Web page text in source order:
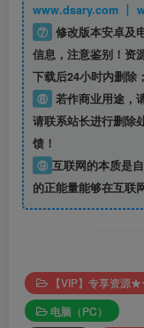
⑦ 修改版本安卓及
信息，注意鉴别！资
下载后24小时内删除；
⑧ 若作商业用途，
请联系站长进行删除
馈！
⑨ 互联网的本质是
的正能量能够在互联
【VIP】专享资
电脑（PC）